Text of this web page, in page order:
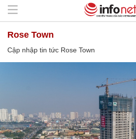
Rose Town
Cập nhập tin tức Rose Town